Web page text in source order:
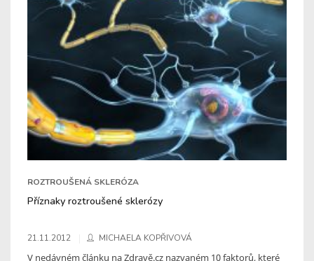
ROZTROUŠENÁ SKLERÓZA
Příznaky roztroušené sklerózy
21.11.2012 MICHAELA KOPŘIVOVÁ
V nedávném článku na Zdravě.cz nazvaném 10 faktorů, které